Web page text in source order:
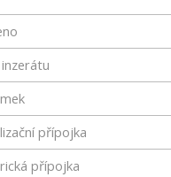
inzerátu
přípojka
přípojka